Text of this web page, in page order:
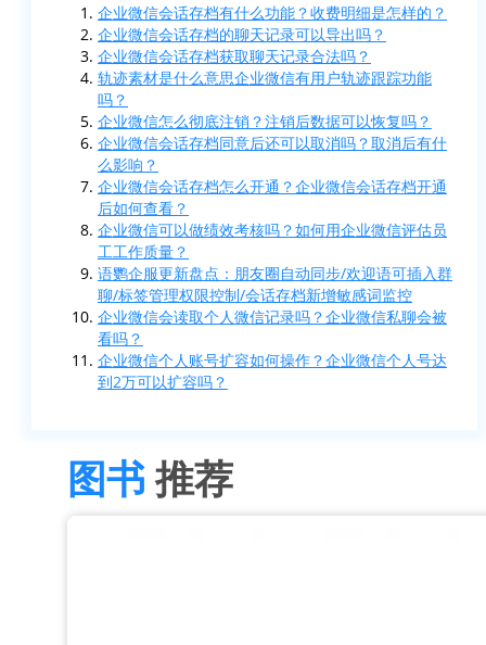
企业微信会话存档有什么功能？收费明细是怎样的？
企业微信会话存档的聊天记录可以导出吗？
企业微信会话存档获取聊天记录合法吗？
轨迹素材是什么意思企业微信有用户轨迹跟踪功能
吗？
企业微信怎么彻底注销？注销后数据可以恢复吗？
企业微信会话存档同意后还可以取消吗？取消后有什
么影响？
企业微信会话存档怎么开通？企业微信会话存档开通
后如何查看？
企业微信可以做绩效考核吗？如何用企业微信评估员
工工作质量？
语鹦企服更新盘点：朋友圈自动同步/欢迎语可插入群
聊/标签管理权限控制/会话存档新增敏感词监控
企业微信会读取个人微信记录吗？企业微信私聊会被
看吗？
企业微信个人账号扩容如何操作？企业微信个人号达
到2万可以扩容吗？
图书推荐